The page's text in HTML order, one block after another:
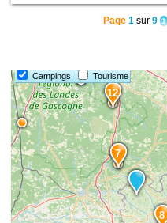
Page 1 sur 9 1
Campings Tourisme
12
8
7